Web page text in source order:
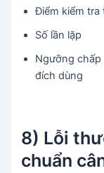
Điểm kiểm tra
Số lần lặp
Ngưỡng chấp
đích dùng
8) Lỗi
chuẩn